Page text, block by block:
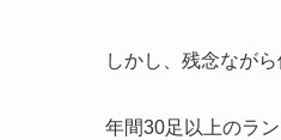
しかし、残念なが
年間30足以上のラ